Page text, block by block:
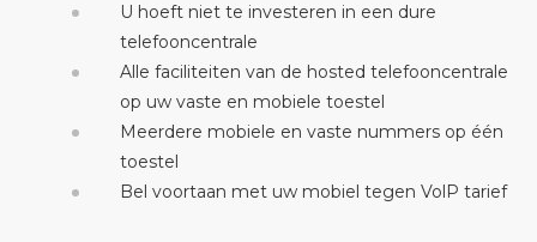
U hoeft niet te investeren in een dure
telefooncentrale
Alle faciliteiten van de hosted telefooncentrale
op uw vaste en mobiele toestel
Meerdere mobiele en vaste nummers op één
toestel
Bel voortaan met uw mobiel tegen VolP tarief